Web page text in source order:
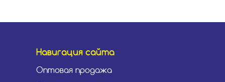
Навигация сайта
Оптовая продажа